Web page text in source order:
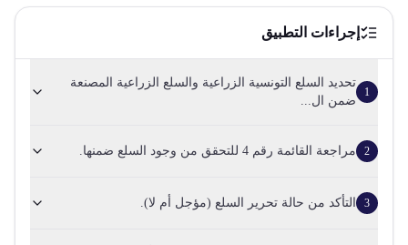
إجراءات التطبيق
1
تحديد السلع التونسية الزراعية والسلع الزراعية المصنعة
ضمن ال...
2 مراجعة القائمة رقم 4 للتحقق من وجود السلع ضمنها.
3 التأكد من حالة تحرير السلع (مؤجل أم لا).